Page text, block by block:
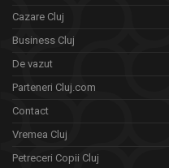
Cazare Cluj
Business Cluj
De vazut
Parteneri Cluj.com
Contact
Vremea Cluj
Petreceri Copii Cluj